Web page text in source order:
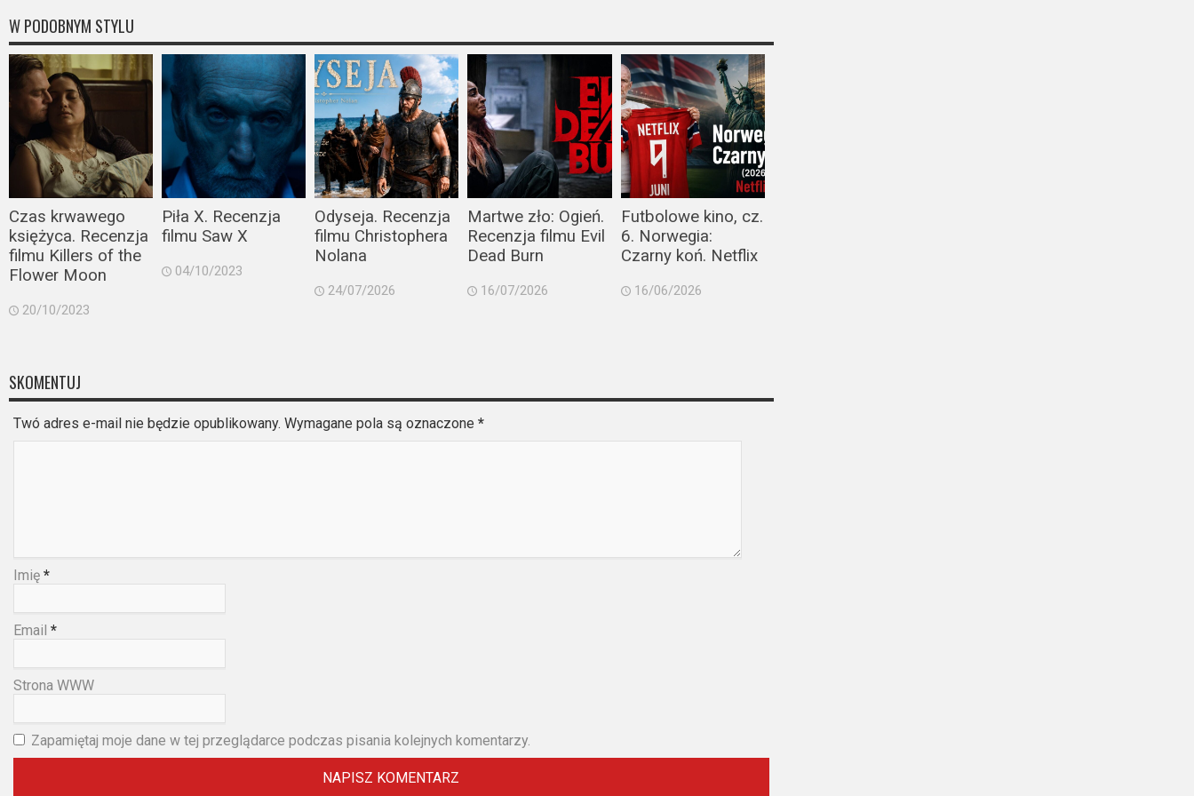
W PODOBNYM STYLU
Czas krwawego
księżyca. Recenzja
filmu Killers of the
Flower Moon
20/10/2023
Piła X. Recenzja
filmu Saw X
04/10/2023
Odyseja. Recenzja
filmu Christophera
Nolana
24/07/2026
Martwe zło: Ogień.
Recenzja filmu Evil
Dead Burn
16/07/2026
Futbolowe kino, cz.
6. Norwegia:
Czarny koń. Netflix
16/06/2026
SKOMENTUJ
Twó adres e-mail nie będzie opublikowany. Wymagane pola są oznaczone *
Imię *
Email *
Strona WWW
Zapamiętaj moje dane w tej przeglądarce podczas pisania kolejnych komentarzy.